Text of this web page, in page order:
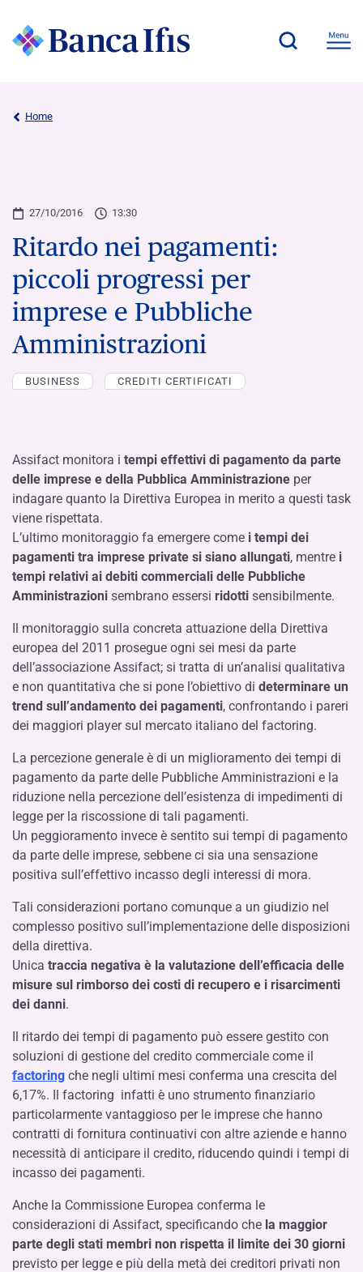
Home
27/10/2016 13:30
Ritardo nei pagamenti:
piccoli progressi per
imprese e Pubbliche
Amministrazioni
BUSINESS CREDITI CERTIFICATI
Assifact monitora i tempi effettivi di pagamento da parte
delle imprese e della Pubblica Amministrazione per
indagare quanto la Direttiva Europea in merito a questi task
viene rispettata.
L’ultimo monitoraggio fa emergere come i tempi dei
pagamenti tra imprese private si siano allungati, mentre i
tempi relativi ai debiti commerciali delle Pubbliche
Amministrazioni sembrano essersi ridotti sensibilmente.
Il monitoraggio sulla concreta attuazione della Direttiva
europea del 2011 prosegue ogni sei mesi da parte
dell’associazione Assifact; si tratta di un’analisi qualitativa
e non quantitativa che si pone l’obiettivo di determinare un
trend sull’andamento dei pagamenti, confrontando i pareri
dei maggiori player sul mercato italiano del factoring.
La percezione generale è di un miglioramento dei tempi di
pagamento da parte delle Pubbliche Amministrazioni e la
riduzione nella percezione dell’esistenza di impedimenti di
legge per la riscossione di tali pagamenti.
Un peggioramento invece è sentito sui tempi di pagamento
da parte delle imprese, sebbene ci sia una sensazione
positiva sull’effettivo incasso degli interessi di mora.
Tali considerazioni portano comunque a un giudizio nel
complesso positivo sull’implementazione delle disposizioni
della direttiva.
Unica traccia negativa è la valutazione dell’efficacia delle
misure sul rimborso dei costi di recupero e i risarcimenti
dei danni.
Il ritardo dei tempi di pagamento può essere gestito con
soluzioni di gestione del credito commerciale come il
factoring che negli ultimi mesi conferma una crescita del
6,17%. Il factoring infatti è uno strumento finanziario
particolarmente vantaggioso per le imprese che hanno
contratti di fornitura continuativi con altre aziende e hanno
necessità di anticipare il credito, riducendo quindi i tempi di
incasso dei pagamenti.
Anche la Commissione Europea conferma le
considerazioni di Assifact, specificando che la maggior
parte degli stati membri non rispetta il limite dei 30 giorni
previsto per legge e più della metà dei creditori privati non